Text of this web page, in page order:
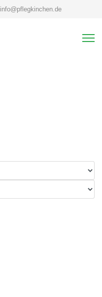
info@pflegkinchen.de